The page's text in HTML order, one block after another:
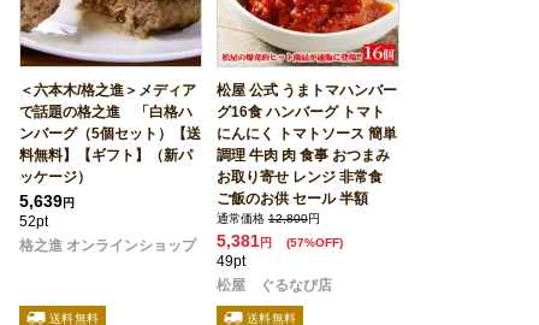
＜六本木/格之進＞メディア
で話題の格之進 「白格ハ
ンバーグ（5個セット）【送
料無料】【ギフト】（新パ
ッケージ）
5,639円
52pt
格之進 オンラインショップ
松屋 公式 うまトマハンバー
グ16食 ハンバーグ トマト
にんにく トマトソース 簡単
調理 牛肉 肉 食事 おつまみ
お取り寄せ レンジ 非常食
ご飯のお供 セール 半額
通常価格 12,800円
5,381円 (57%OFF)
49pt
松屋 ぐるなび店